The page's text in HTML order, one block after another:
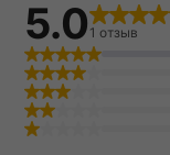
5.0 1 отзыв